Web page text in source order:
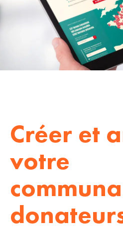
Créer et
votre